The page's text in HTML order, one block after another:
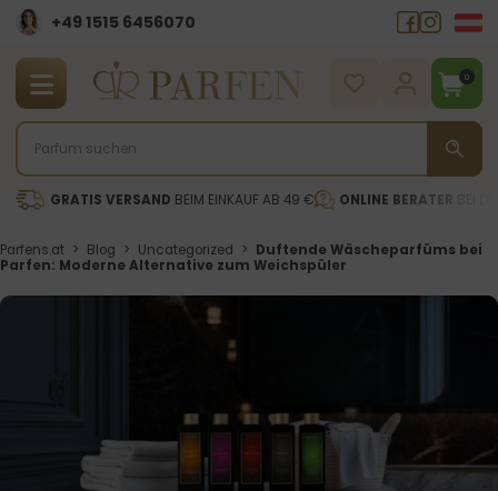
+49 1515 6456070
0
GRATIS VERSAND BEIM EINKAUF AB 49 € ONLINE BERATER
Parfens.at > Blog > Uncategorized > Duftende Wäscheparfüms bei
Parfen: Moderne Alternative zum Weichspüler